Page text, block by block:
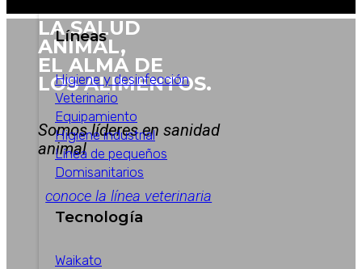
Líneas
Higiene y desinfección
Veterinario
Equipamiento
Higiene industrial
Línea de pequeños
Domisanitarios
Tecnología
Waikato
LA SALUD
ANIMAL,
EL ALMA DE
LOS ALIMENTOS.
Somos líderes en sanidad
animal
conoce la línea veterinaria